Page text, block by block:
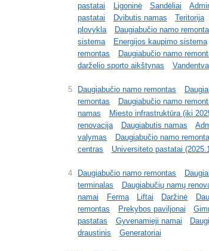
pastatai
Ligoninė Sandėliai
pastatai
Dvibutis namas Teritorija
plovykla
Daugiabučio namo
sistema
Energijos kaupimo sistema
remontas
Daugiabučio namo
darželio sporto aikštynas
5 Daugiabučio namo remontas
remontas
Daugiabučio namo
namas
Miesto infrastruktūra (iki
renovacija
Daugiabutis namas
valymas
Daugiabučio namo
centras
Universiteto pastatai
4 Daugiabučio namo remontas
terminalas
Daugiabučių namų
namai
Ferma Liftai Daržinė
remontas
Prekybos paviljonai
pastatas
Gyvenamieji namai
draustinis
Generatoriai